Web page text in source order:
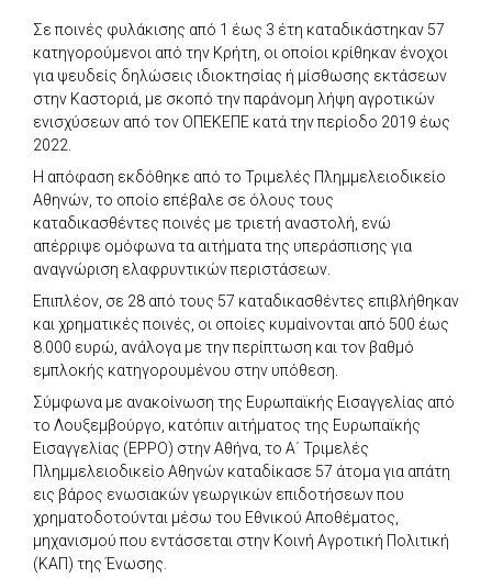
Σε ποινές φυλάκισης από 1 έως 3 έτη καταδικάστηκαν 57
κατηγορούμενοι από την Κρήτη, οι οποίοι κρίθηκαν ένοχοι
για ψευδείς δηλώσεις ιδιοκτησίας ή μίσθωσης εκτάσεων
στην Καστοριά, με σκοπό την παράνομη λήψη αγροτικών
ενισχύσεων από τον ΟΠΕΚΕΠΕ κατά την περίοδο 2019 έως
2022.
Η απόφαση εκδόθηκε από το Τριμελές Πλημμελειοδικείο
Αθηνών, το οποίο επέβαλε σε όλους τους
καταδικασθέντες ποινές με τριετή αναστολή, ενώ
απέρριψε ομόφωνα τα αιτήματα της υπεράσπισης για
αναγνώριση ελαφρυντικών περιστάσεων.
Επιπλέον, σε 28 από τους 57 καταδικασθέντες επιβλήθηκαν
και χρηματικές ποινές, οι οποίες κυμαίνονται από 500 έως
8.000 ευρώ, ανάλογα με την περίπτωση και τον βαθμό
εμπλοκής κατηγορουμένου στην υπόθεση.
Σύμφωνα με ανακοίνωση της Ευρωπαϊκής Εισαγγελίας από
το Λουξεμβούργο, κατόπιν αιτήματος της Ευρωπαϊκής
Εισαγγελίας (EPPO) στην Αθήνα, το Α΄ Τριμελές
Πλημμελειοδικείο Αθηνών καταδίκασε 57 άτομα για απάτη
εις βάρος ενωσιακών γεωργικών επιδοτήσεων που
χρηματοδοτούνται μέσω του Εθνικού Αποθέματος,
μηχανισμού που εντάσσεται στην Κοινή Αγροτική Πολιτική
(ΚΑΠ) της Ένωσης.